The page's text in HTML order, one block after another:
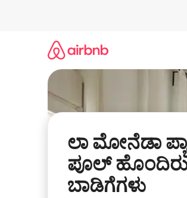
ಲಾ ಮೋನೆಡಾ
ಪೂಲ್
ಬಾಡಿಗೆಗಳು